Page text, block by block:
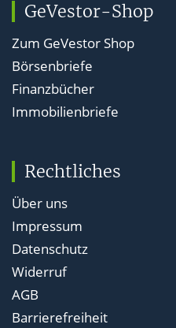
GeVestor-Shop
Zum GeVestor Shop
Börsenbriefe
Finanzbücher
Immobilienbriefe
Rechtliches
Über uns
Impressum
Datenschutz
Widerruf
AGB
Barrierefreiheit